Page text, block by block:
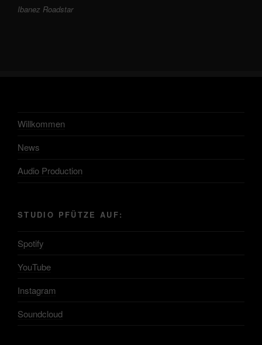
Ibanez Roadstar
Willkommen
News
Audio Production
STUDIO PFÜTZE AUF:
Spotify
YouTube
Instagram
Soundcloud